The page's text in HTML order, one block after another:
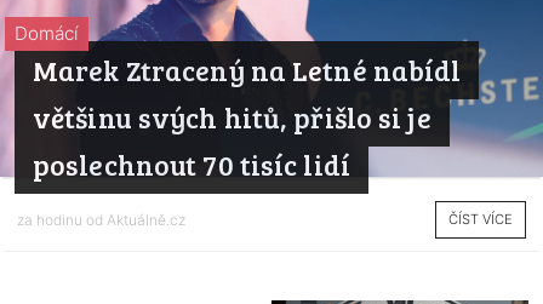
Domácí
Marek Ztracený na Letné nabídl
většinu svých hitů, přišlo si je
poslechnout 70 tisíc lidí
za hodinu od Aktuálně.cz ČÍST VÍCE